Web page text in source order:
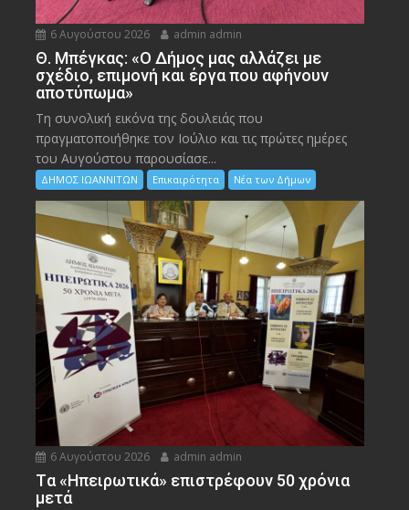
6 Αυγούστου 2026 admin admin
Θ. Μπέγκας: «Ο Δήμος μας αλλάζει με
σχέδιο, επιμονή και έργα που αφήνουν
αποτύπωμα»
Τη συνολική εικόνα της δουλειάς που
πραγματοποιήθηκε τον Ιούλιο και τις πρώτες ημέρες
του Αυγούστου παρουσίασε...
ΔΗΜΟΣ ΙΩΑΝΝΙΤΩΝ Επικαιρότητα Νέα των Δήμων
6 Αυγούστου 2026 admin admin
Tα «Ηπειρωτικά» επιστρέφουν 50 χρόνια
μετά